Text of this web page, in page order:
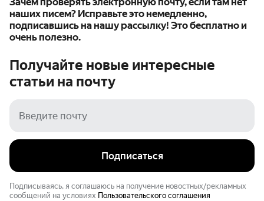
наших писем? Исправьте это немедленно,
подписавшись на нашу рассылку! Это бесплатно и
очень полезно.
Получайте новые интересные
статьи на почту
Подписаться
Подписываясь, я соглашаюсь на получение новостных/рекламных
сообщений на условиях Пользовательского соглашения